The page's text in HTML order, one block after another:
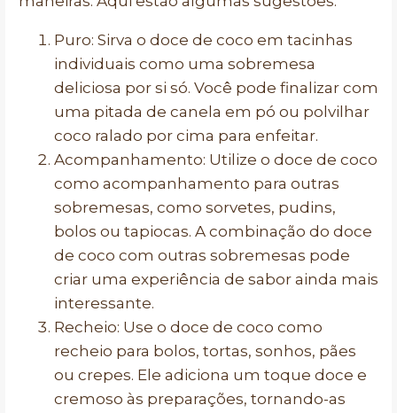
Puro: Sirva o doce de coco em tacinhas
individuais como uma sobremesa
deliciosa por si só. Você pode finalizar com
uma pitada de canela em pó ou polvilhar
coco ralado por cima para enfeitar.
Acompanhamento: Utilize o doce de coco
como acompanhamento para outras
sobremesas, como sorvetes, pudins,
bolos ou tapiocas. A combinação do doce
de coco com outras sobremesas pode
criar uma experiência de sabor ainda mais
interessante.
Recheio: Use o doce de coco como
recheio para bolos, tortas, sonhos, pães
ou crepes. Ele adiciona um toque doce e
cremoso às preparações, tornando-as